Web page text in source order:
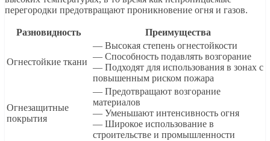
перегородки предотвращают проникновение огня и газов.
Разновидность Преимущества
Огнестойкие ткани
— Высокая степень огнестойкости
— Способность подавлять возгорание
— Подходят для использования в зонах с
повышенным риском пожара
Огнезащитные
покрытия
— Предотвращают возгорание
материалов
— Уменьшают интенсивность огня
— Широкое использование в
строительстве и промышленности